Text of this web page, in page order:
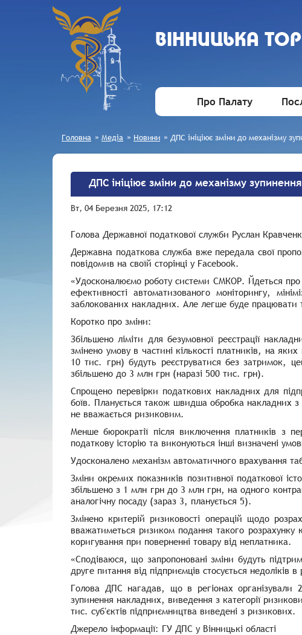
ВIННИЦЬКА
Про Палату
Головна » Медіа » Новини » ДПС ініціює зміни до механізму
ДПС ініціює зміни до механізму
Вт, 04 Березня 2025, 17:12
Голова Державної податкової служби Руслан
Державна податкова служба вже передала свої
повідомив на своїй сторінці у Facebook.
«Удосконалюємо роботу системи СМКОР. Йдеться про
ефективності автоматизованого моніторингу,
заблокованих накладних. Але легше буде працювати
Коротко про зміни:
Збільшено ліміти для безумовної реєстрації
змінено умову в частині кількості платників, на
10 тис. грн) будуть реєструватися без затримок,
збільшено до 3 млн грн (наразі 500 тис. грн).
Спрощено перевірки податкових накладних для
боїв. Планується також швидша обробка накладних з
не вважається ризиковим.
Менше бюрократії після виключення платників з
податкову історію та виконуються інші визначені
Удосконалено механізм автоматичного врахування
Зміни окремих показників позитивної податкової
збільшено з 1 млн грн до 3 млн грн, на одного
аналогічну посаду (зараз 3, планується 5).
Змінено критерій ризиковості операцій щодо
вважатиметься ризиком подання такого розрахунку
коригування при поверненні товару від неплатника.
«Сподіваюся, що запропоновані зміни будуть
друге питання від підприємців стосується
Голова ДПС нагадав, що в регіонах організували
зупинення накладних, виведення з категорії
тис. субʼєктів підприємництва виведені з ризикових.
Джерело інформації: ГУ ДПС у Вінницькі області